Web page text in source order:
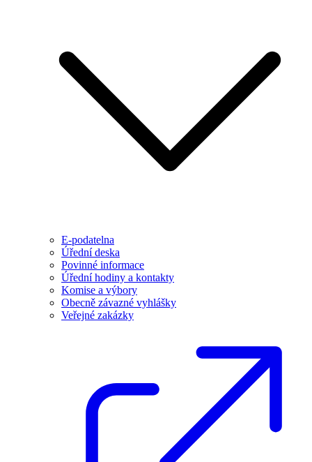
E-podatelna
Úřední deska
Povinné informace
Úřední hodiny a kontakty
Komise a výbory
Obecně závazné vyhlášky
Veřejné zakázky